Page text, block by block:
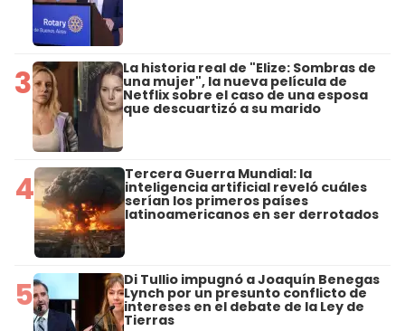
3 La historia real de "Elize: Sombras de
una mujer", la nueva película de
Netflix sobre el caso de una esposa
que descuartizó a su marido
4 Tercera Guerra Mundial: la
inteligencia artificial reveló cuáles
serían los primeros países
latinoamericanos en ser derrotados
5 Di Tullio impugnó a Joaquín Benegas
Lynch por un presunto conflicto de
intereses en el debate de la Ley de
Tierras